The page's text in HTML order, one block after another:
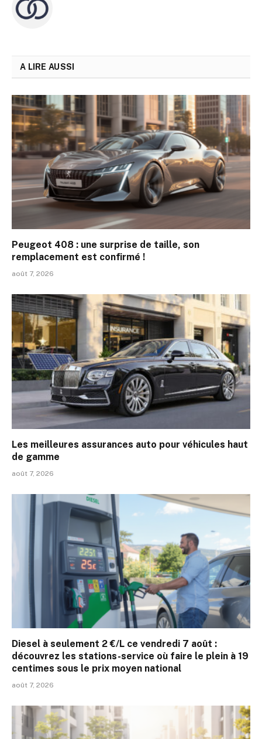
A LIRE AUSSI
Peugeot 408 : une surprise de taille, son
remplacement est confirmé !
août 7, 2026
Les meilleures assurances auto pour véhicules haut
de gamme
août 7, 2026
Diesel à seulement 2 €/L ce vendredi 7 août :
découvrez les stations-service où faire le plein à 19
centimes sous le prix moyen national
août 7, 2026